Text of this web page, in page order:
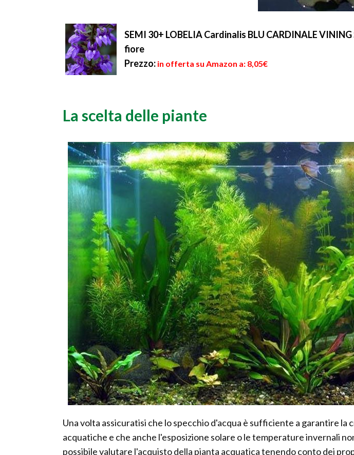
SEMI 30+ LOBELIA Cardinalis BLU CARDINALE
fiore
Prezzo: in offerta su Amazon a: 8,05€
La scelta delle piante
Una volta assicuratisi che lo specchio d'acqua è sufficiente a garantire la
acquatiche e che anche l'esposizione solare o le temperature invernali
possibile valutare l'acquisto della pianta acquatica tenendo conto dei